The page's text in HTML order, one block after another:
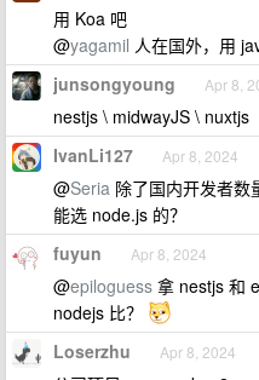
用 Koa 吧
@yagamil 人在国外，用
junsongyoung Apr 8,
nestjs \ midwayJS \ nuxtjs
IvanLi127 Apr 8, 2024
@Seria 除了国内开发者数
能选 node.js 的？
fuyun Apr 8, 2024
@epiloguess 拿 nestjs 和
nodejs 比？
Loserzhu Apr 8, 2024